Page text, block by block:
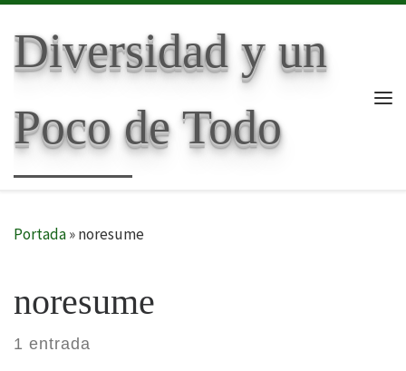
Diversidad y un
Poco de Todo
Portada»noresume
noresume
1 entrada